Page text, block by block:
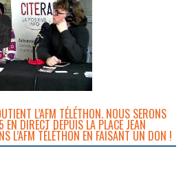
L’AFM TÉLÉTHON. NOUS SERONS
DIRECT DEPUIS LA PLACE JEAN
L’AFM TÉLÉTHON EN FAISANT UN DON !